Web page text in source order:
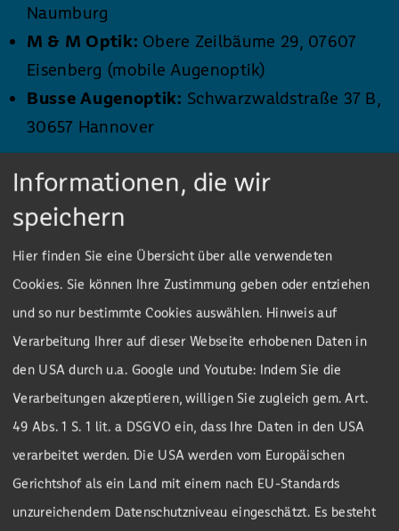
Naumburg
M & M Optik: Obere Zeilbäume 29, 07607
Eisenberg (mobile Augenoptik)
Busse Augenoptik: Schwarzwaldstraße 37 B,
30657 Hannover
Oder besuchen Sie uns an unserem
Firmensitz in Weißig 7 in 07557 Gera-Weißig.
HÄNDLER-ANFRAGE
Treten Sie mit uns in Kontakt
Möchten Sie Teil unseres Händler-Netzwerks
werden? Dann kontaktieren Sie uns gern. Wir
Informationen, die wir
speichern
Hier finden Sie eine Übersicht über alle verwendeten
Cookies. Sie können Ihre Zustimmung geben oder entziehen
und so nur bestimmte Cookies auswählen. Hinweis auf
Verarbeitung Ihrer auf dieser Webseite erhobenen Daten in
den USA durch u.a. Google und Youtube: Indem Sie die
Verarbeitungen akzeptieren, willigen Sie zugleich gem. Art.
49 Abs. 1 S. 1 lit. a DSGVO ein, dass Ihre Daten in den USA
verarbeitet werden. Die USA werden vom Europäischen
Gerichtshof als ein Land mit einem nach EU-Standards
unzureichendem Datenschutzniveau eingeschätzt. Es besteht